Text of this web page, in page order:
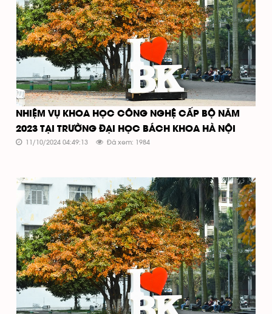
NHIỆM VỤ KHOA HỌC CÔNG NGHỆ CẤP BỘ NĂM
2023 TẠI TRƯỜNG ĐẠI HỌC BÁCH KHOA HÀ NỘI
11/10/2024 04:49:13 Đã xem: 1984